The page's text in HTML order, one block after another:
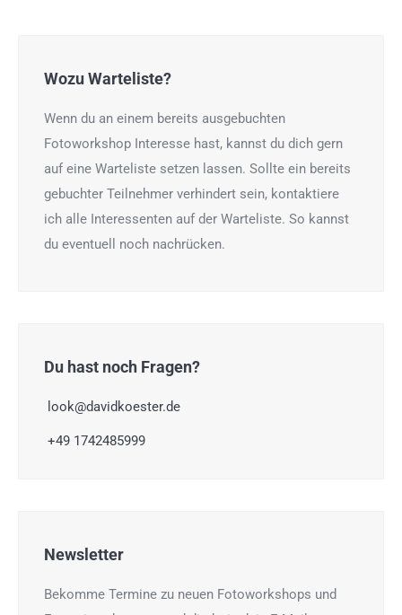
Wozu Warteliste?
Wenn du an einem bereits ausgebuchten
Fotoworkshop Interesse hast, kannst du dich gern
auf eine Warteliste setzen lassen. Sollte ein bereits
gebuchter Teilnehmer verhindert sein, kontaktiere
ich alle Interessenten auf der Warteliste. So kannst
du eventuell noch nachrücken.
Du hast noch Fragen?
look@davidkoester.de
+49 1742485999
Newsletter
Bekomme Termine zu neuen Fotoworkshops und